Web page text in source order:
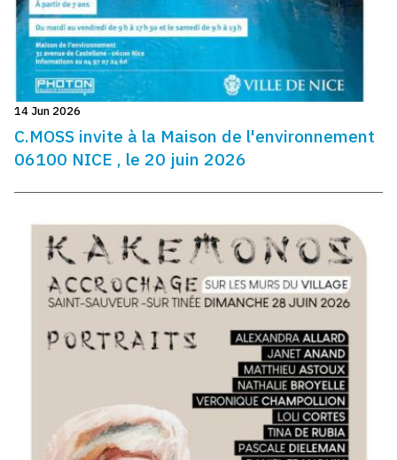
14 Jun 2026
C.MOSS invite à la Maison de l'environnement
06100 NICE , le 20 juin 2026